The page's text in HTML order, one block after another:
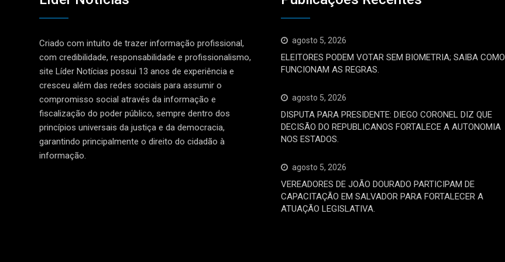
Criado com intuito de trazer informação profissional,
com credibilidade, responsabilidade e profissionalismo,
site Líder Notícias possui 13 anos de experiência e
cresceu além das redes sociais para assumir o
compromisso social através da informação e
fiscalização do poder público, sempre dentro dos
princípios universais da justiça e da democracia,
garantindo principalmente o direito do cidadão à
informação.
agosto 5, 2026
ELEITORES PODEM VOTAR SEM BIOMETRIA; SAIBA COMO
FUNCIONAM AS REGRAS.
agosto 5, 2026
DISPUTA PARA PRESIDENTE: DIEGO CORONEL DIZ QUE
DECISÃO DO REPUBLICANOS FORTALECE A AUTONOMIA
NOS ESTADOS.
agosto 5, 2026
VEREADORES DE JOÃO DOURADO PARTICIPAM DE
CAPACITAÇÃO EM SALVADOR PARA FORTALECER A
ATUAÇÃO LEGISLATIVA.